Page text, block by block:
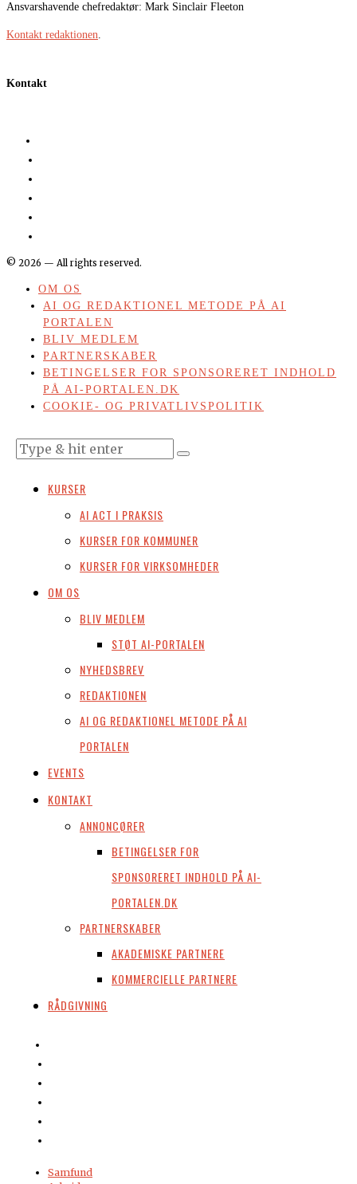
Ansvarshavende chefredaktør: Mark Sinclair Fleeton
Kontakt redaktionen.
Kontakt
© 2026 — All rights reserved.
OM OS
AI OG REDAKTIONEL METODE PÅ AI
PORTALEN
BLIV MEDLEM
PARTNERSKABER
BETINGELSER FOR SPONSORERET INDHOLD
PÅ AI-PORTALEN.DK
COOKIE- OG PRIVATLIVSPOLITIK
KURSER
AI ACT I PRAKSIS
KURSER FOR KOMMUNER
KURSER FOR VIRKSOMHEDER
OM OS
BLIV MEDLEM
STØT AI-PORTALEN
NYHEDSBREV
REDAKTIONEN
AI OG REDAKTIONEL METODE PÅ AI
PORTALEN
EVENTS
KONTAKT
ANNONCØRER
BETINGELSER FOR
SPONSORERET INDHOLD PÅ AI-
PORTALEN.DK
PARTNERSKABER
AKADEMISKE PARTNERE
KOMMERCIELLE PARTNERE
RÅDGIVNING
Samfund